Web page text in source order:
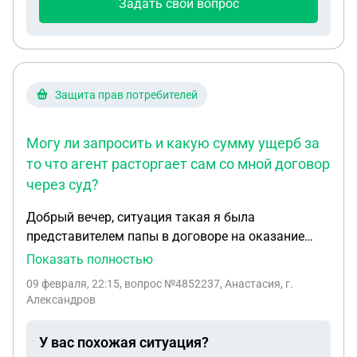
участке еще имеются некапитальное строение
администрации в следствии этого начались иски .
предпринять , чтобы этого не произошло ?
Задать свой вопрос
Защита прав потребителей
Могу ли запросить и какую сумму ущерб за
то что агент расторгает сам со мной договор
через суд?
Добрый вечер, ситуация такая я была
представителем папы в договоре на оказание
услуг предпродажной подготовки и продажи
действия,до заключения нового с
наследников,необоснованные мнимые свои
Показать полностью
09 февраля, 22:15, вопрос №4852237, Анастасия, г.
Александров
У вас похожая ситуация?